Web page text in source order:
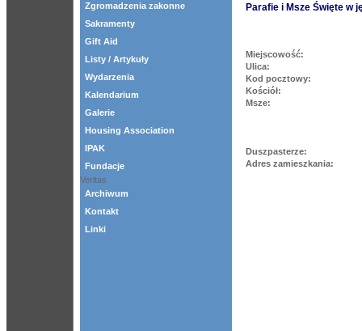
Zgromadzenia zakonne
Sakramenty
Gift Aid
Listy / Artykuły
Wydarzenia
Kalendarium
Galerie
Housing Association
IPAK
Fundacje
Veritas
Archiwum
Kontakt
Linki
Parafie i Msze Święte w
Miejscowość:
Ulica:
Kod pocztowy:
Kościół:
Msze:
Duszpasterze:
Adres zamieszkania: